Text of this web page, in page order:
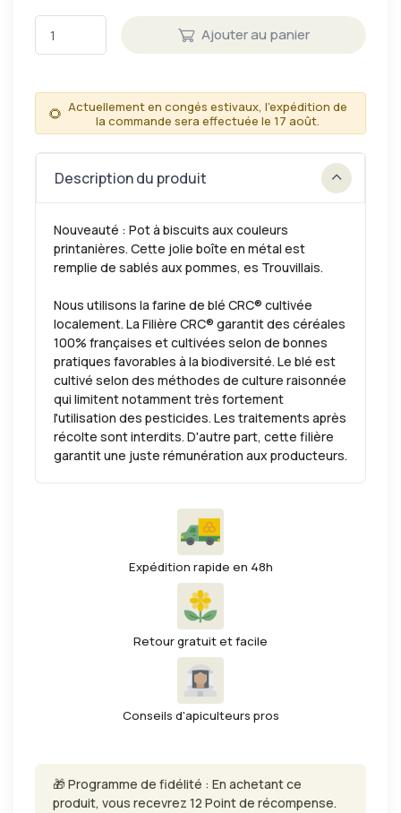
Ajouter au panier
🌻 Actuellement en congés estivaux, l'expédition de
la commande sera effectuée le 17 août.
Description du produit
Nouveauté : Pot à biscuits aux couleurs
printanières. Cette jolie boîte en métal est
remplie de sablés aux pommes, es Trouvillais.
Nous utilisons la farine de blé CRC® cultivée
localement. La Filière CRC® garantit des céréales
100% françaises et cultivées selon de bonnes
pratiques favorables à la biodiversité. Le blé est
cultivé selon des méthodes de culture raisonnée
qui limitent notamment très fortement
l'utilisation des pesticides. Les traitements après
récolte sont interdits. D'autre part, cette filière
garantit une juste rémunération aux producteurs.
Expédition rapide en 48h
Retour gratuit et facile
Conseils d'apiculteurs pros
🎁 Programme de fidélité : En achetant ce
produit, vous recevrez 12 Point de récompense.